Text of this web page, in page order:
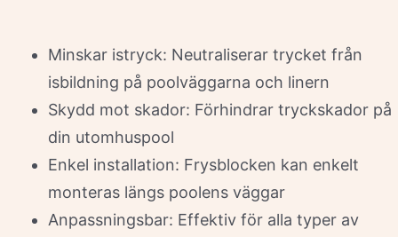
Minskar istryck: Neutraliserar trycket från
isbildning på poolväggarna och linern
Skydd mot skador: Förhindrar tryckskador på
din utomhuspool
Enkel installation: Frysblocken kan enkelt
monteras längs poolens väggar
Anpassningsbar: Effektiv för alla typer av